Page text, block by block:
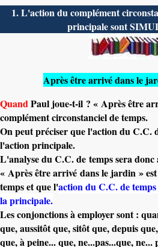
1. L'action du complément
principale sont
Après être arrivé dans le
QuandPaul joue-t-il ? « Après être
complément circonstanciel de temps.
On peut préciser que l'action du C.C.
l'action principale.
L'analyse du C.C. de temps sera
« Après être arrivé dans le jardin »
temps et que l'action du C.C. de
la principale.
Les conjonctions à employer sont :
que, aussitôt que, sitôt que, depuis
que, à peine... que, ne...pas...que, ne...